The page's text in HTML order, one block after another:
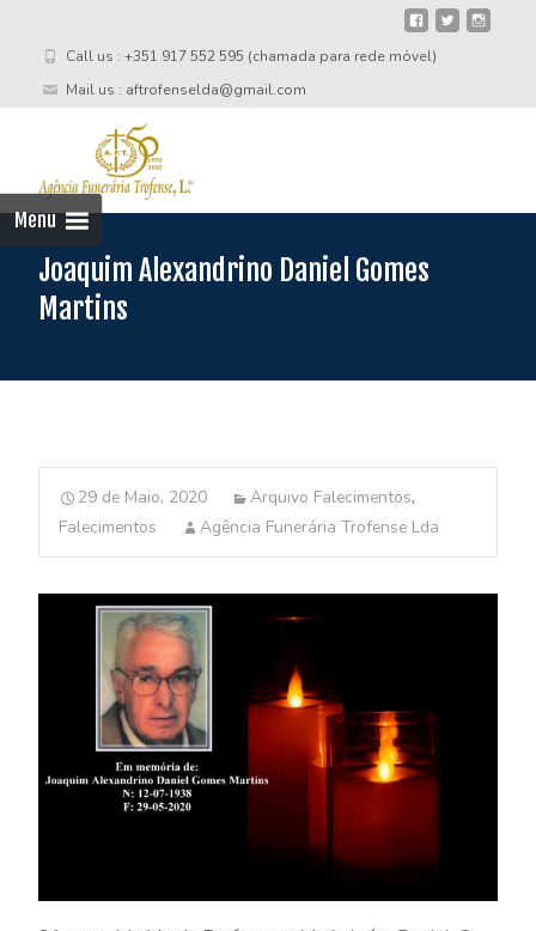
Call us : +351 917 552 595 (chamada para rede móvel)
Mail us : aftrofenselda@gmail.com
Menu
Joaquim Alexandrino Daniel Gomes
Martins
29 de Maio, 2020 Arquivo Falecimentos,
Falecimentos
Agência Funerária Trofense Lda